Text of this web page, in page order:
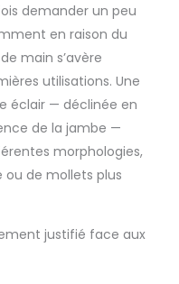
la cellulite et
de
En outre, il
de la
de 200
: ces bottes
de
de pression
demander un peu
en raison du
main s’avère
utilisations. Une
éclair — déclinée en
de la jambe —
morphologies,
ou de mollets plus
justifié face aux